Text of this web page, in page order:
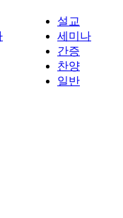
설교
세미나
간증
찬양
일반